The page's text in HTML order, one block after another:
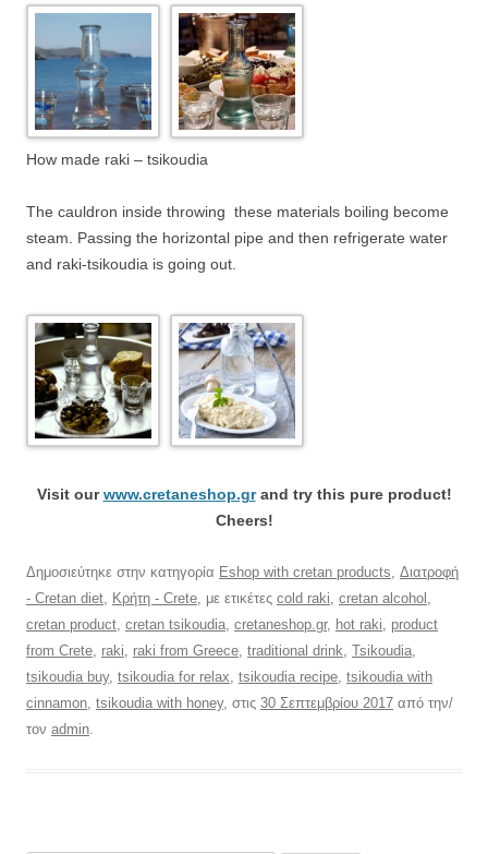
How made raki – tsikoudia
The cauldron inside throwing these materials boiling become
steam. Passing the horizontal pipe and then refrigerate water
and raki-tsikoudia is going out.
Visit ourwww.cretaneshop.grand try this pure product!
Cheers!
Δημοσιεύτηκε στην κατηγορία Eshop with cretan products, Διατροφή
- Cretan diet, Κρήτη - Crete, με ετικέτες cold raki, cretan alcohol ,
cretan product, cretan tsikoudia, cretaneshop.gr, hot raki, product
from Crete, raki, raki from Greece, traditional drink, Tsikoudia,
tsikoudia buy, tsikoudia for relax, tsikoudia recipe, tsikoudia with
cinnamon, tsikoudia with honey, στις 30 Σεπτεμβρίου 2017 από την/
τον admin.